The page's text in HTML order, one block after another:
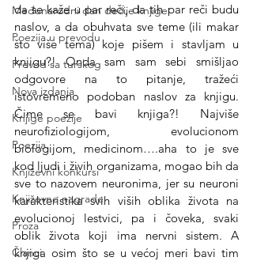
Međunarodni dan dečije knjige
Poezija u prevodu
Prevod sa turskog
Nova izdanja
Knjige poezije
Poezija
Književni konkursi
Književne nagrade
Proza
Članci
da se kaže u par reči, da tih par reči budu
naslov, a da obuhvata sve teme (ili makar
što više tema) koje pišem i stavljam u
knjigu?! Onda sam sam sebi smišljao
odgovore na to pitanje, tražeći
istovremeno podoban naslov za knjigu.
Čime se bavi knjiga?! Najviše
neurofiziologijom, evolucionom
biologijom, medicinom….aha to je sve
kod ljudi i živih organizama, mogao bih da
sve to nazovem neuronima, jer su neuroni
karakteristika svih viših oblika života na
evolucionoj lestvici, pa i čoveka, svaki
oblik života koji ima nervni sistem. A
knjiga osim što se u većoj meri bavi tim